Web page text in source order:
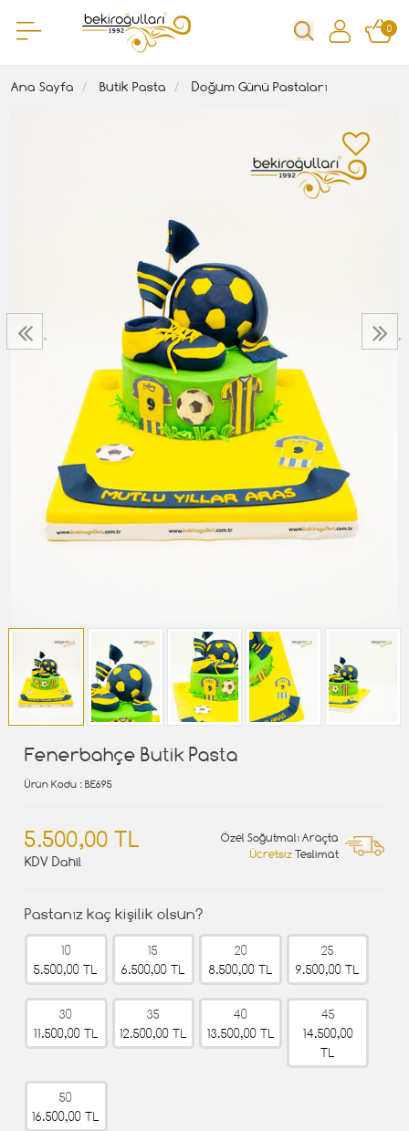
0
Ana Sayfa Butik Pasta Doğum Günü Pastaları
‹ ›
Fenerbahçe Butik Pasta
Ürün Kodu : BE695
5.500,00 TL
KDV Dahil
Özel Soğutmalı Araçta
Ücretsiz Teslimat
Pastanız kaç kişilik olsun?
10
5.500,00 TL
15
6.500,00 TL
20
8.500,00 TL
25
9.500,00 TL
30
11.500,00 TL
35
12.500,00 TL
40
13.500,00 TL
45
14.500,00
TL
50
16.500,00 TL